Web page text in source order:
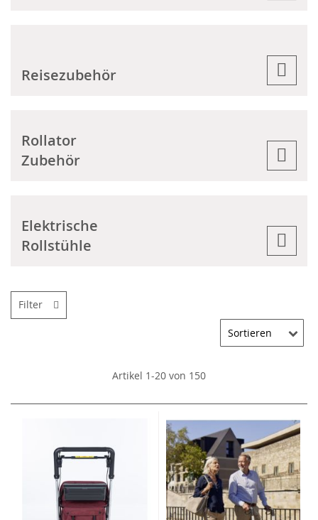
Reisezubehör
Rollator
Zubehör
Elektrische
Rollstühle
Artikel 1-20 von 150
Filter